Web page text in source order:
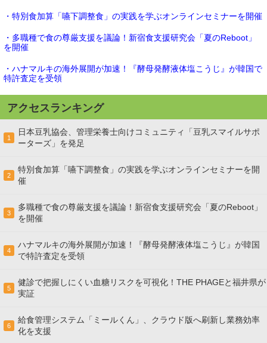
・特別食加算「嚥下調整食」の実践を学ぶオンラインセミナーを開催
・多職種で食の尊厳支援を議論！新宿食支援研究会「夏のReboot」
を開催
・ハナマルキの海外展開が加速！『酵母発酵液体塩こうじ』が韓国で
特許査定を受領
アクセスランキング
1
日本豆乳協会、管理栄養士向けコミュニティ「豆乳スマイルサポ
ーターズ」を発足
2
特別食加算「嚥下調整食」の実践を学ぶオンラインセミナーを開
催
3
多職種で食の尊厳支援を議論！新宿食支援研究会「夏のReboot」
を開催
4
ハナマルキの海外展開が加速！『酵母発酵液体塩こうじ』が韓国
で特許査定を受領
5
健診で把握しにくい血糖リスクを可視化！THE PHAGEと福井県が
実証
6
給食管理システム「ミールくん」、クラウド版へ刷新し業務効率
化を支援